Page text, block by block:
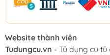
Website thành viên
Tudungcu.vn - Tủ dụng cụ